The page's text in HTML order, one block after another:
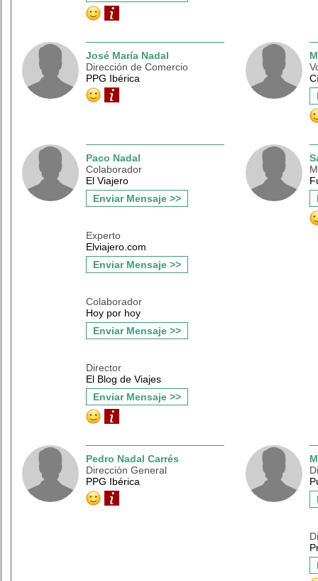
José María Nadal
Dirección de Comercio
PPG Ibérica
Paco Nadal
Colaborador
El Viajero
Enviar Mensaje >>
Experto
Elviajero.com
Enviar Mensaje >>
Colaborador
Hoy por hoy
Enviar Mensaje >>
Director
El Blog de Viajes
Enviar Mensaje >>
Pedro Nadal Carrés
Dirección General
PPG Ibérica